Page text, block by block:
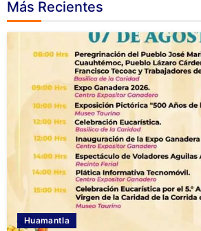
Más Recientes
Huamantla